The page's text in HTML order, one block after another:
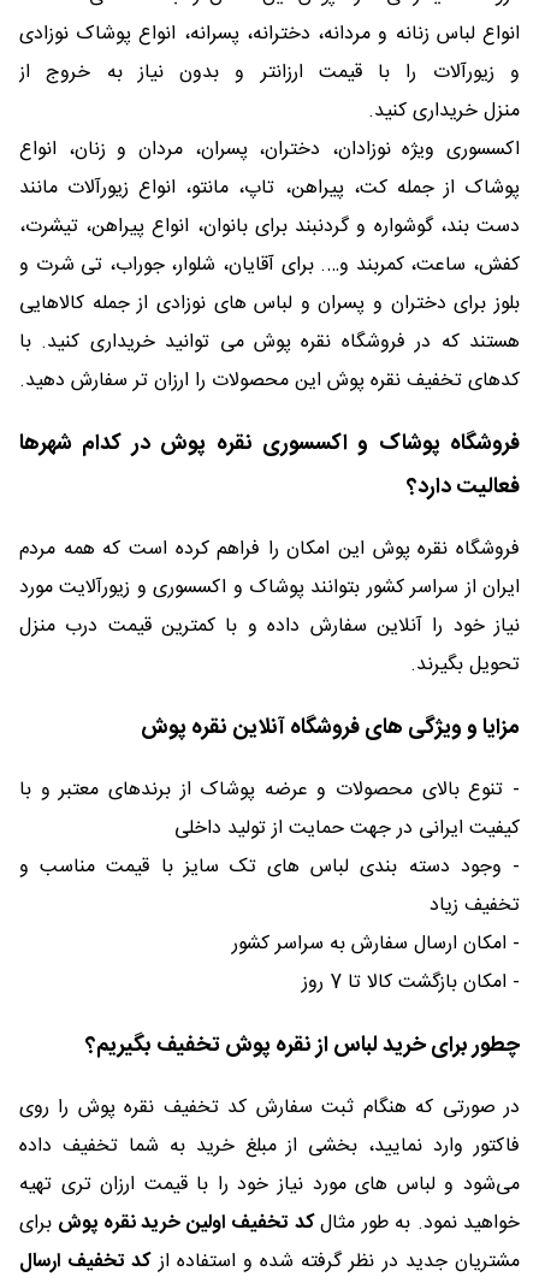
انواع لباس زنانه و مردانه، دخترانه، پسرانه، انواع پوشاک نوزادی
و زیورآلات را با قیمت ارزانتر و بدون نیاز به خروج از
منزل خریداری کنید.
اکسسوری ویژه نوزادان، دختران، پسران، مردان و زنان، انواع
پوشاک از جمله کت، پیراهن، تاپ، مانتو، انواع زیورآلات مانند
دست بند، گوشواره و گردنبند برای بانوان، انواع پیراهن، تیشرت،
کفش، ساعت، کمربند و…. برای آقایان، شلوار، جوراب، تی شرت و
بلوز برای دختران و پسران و لباس های نوزادی از جمله کالاهایی
هستند که در فروشگاه نقره پوش می توانید خریداری کنید. با
کدهای تخفیف نقره پوش این محصولات را ارزان تر سفارش دهید.
فروشگاه پوشاک و اکسسوری نقره پوش در کدام شهرها
فعالیت دارد؟
فروشگاه نقره پوش این امکان را فراهم کرده است که همه مردم
ایران از سراسر کشور بتوانند پوشاک و اکسسوری و زیورآلایت مورد
نیاز خود را آنلاین سفارش داده و با کمترین قیمت درب منزل
تحویل بگیرند.
مزایا و ویژگی های فروشگاه آنلاین نقره پوش
- تنوع بالای محصولات و عرضه پوشاک از برندهای معتبر و با
کیفیت ایرانی در جهت حمایت از تولید داخلی
- وجود دسته بندی لباس های تک سایز با قیمت مناسب و
تخفیف زیاد
- امکان ارسال سفارش به سراسر کشور
- امکان بازگشت کالا تا 7 روز
چطور برای خرید لباس از نقره پوش تخفیف بگیریم؟
در صورتی که هنگام ثبت سفارش کد تخفیف نقره پوش را روی
فاکتور وارد نمایید، بخشی از مبلغ خرید به شما تخفیف داده
می‌شود و لباس های مورد نیاز خود را با قیمت ارزان تری تهیه
خواهید نمود. به طور مثالکد تخفیف اولین خرید نقره پوش برای
مشتریان جدید در نظر گرفته شده و استفاده ازکد تخفیف ارسال